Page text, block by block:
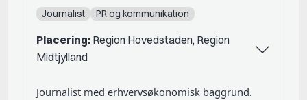
Journalist PR og kommunikation
Placering: Region Hovedstaden, Region
Midtjylland
Journalist med erhvervsøkonomisk baggrund.